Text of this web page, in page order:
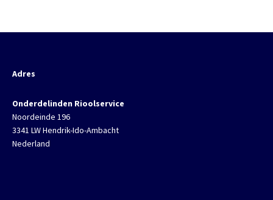
Adres
Onderdelinden Rioolservice
Noordeinde 196
3341 LW Hendrik-Ido-Ambacht
Nederland